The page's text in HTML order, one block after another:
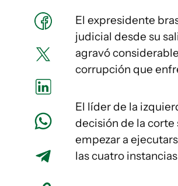
El expresidente
judicial desde su
agravó
corrupción que
El líder de la
decisión de la
empezar a
las cuatro